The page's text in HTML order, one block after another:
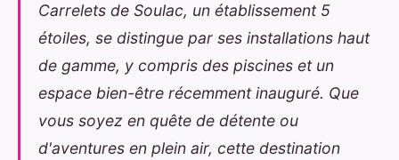
Carrelets de Soulac, un établissement 5
étoiles, se distingue par ses installations haut
de gamme, y compris des piscines et un
espace bien-être récemment inauguré. Que
vous soyez en quête de détente ou
d'aventures en plein air, cette destination